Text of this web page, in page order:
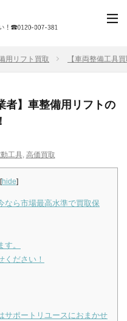
用リフト買取 【車両整備工具
者】車整備用リフトの
工具, 高価買取
[hide]
なら市場最高水準で買取保
。
ください！
サポートリユースにおまかせ